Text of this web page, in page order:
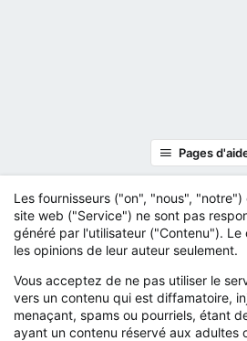
Pages
Les fournisseurs ("on", "nous",
site web ("Service") ne sont pas
généré par l'utilisateur ("Contenu").
les opinions de leur auteur seulement.
Vous acceptez de ne pas utiliser le
vers un contenu qui est diffamatoire,
menaçant, spams ou pourriels, étant
ayant un contenu réservé aux adultes